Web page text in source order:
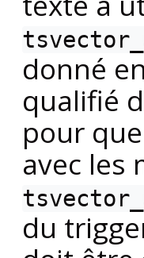
donné
qualifié
pour
avec les
du